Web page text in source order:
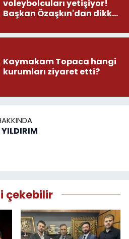
voleybolcuları yetişiyor!
Başkan Özaşkın'dan dikkat
Kaymakam Topaca hangi
kurumları ziyaret etti?
çekebilir